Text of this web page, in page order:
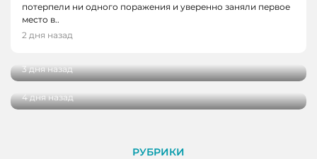
потерпели ни одного поражения и уверенно заняли первое
место в..
2 дня назад
НОВОСТИ, НОВОСТИ КЕМЕРОВО
В Кемерове выбрали лучшую практику
3 дня назад
НОВОСТИ, НОВОСТИ КЕМЕРОВО, НОВОСТИ
НОВОКУЗНЕЦКА
проектов
4 дня назад
РУБРИКИ